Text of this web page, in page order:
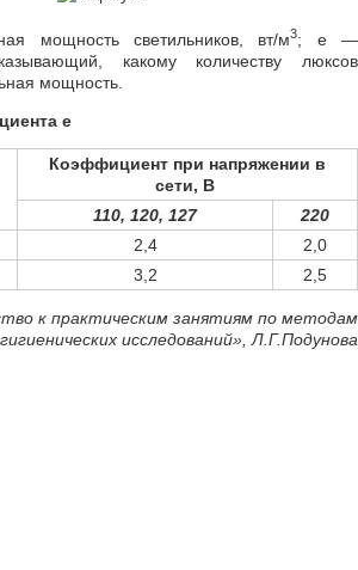
мощность светильников, вт/м3; е —
какому количеству люксов
мощность.
е
Коэффициент при напряжении в
сети, В
110, 120, 127
220
2,4
2,0
3,2 2,5
к практическим занятиям по методам
исследований», Л.Г.Подунова